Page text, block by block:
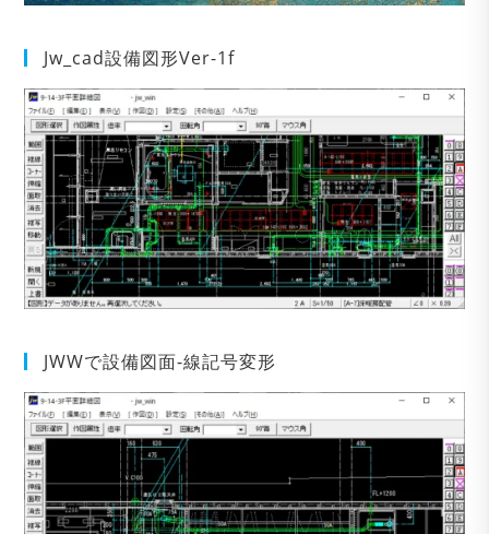
Jw_cad設備図形Ver-1f
JWWで設備図面-線記号変形